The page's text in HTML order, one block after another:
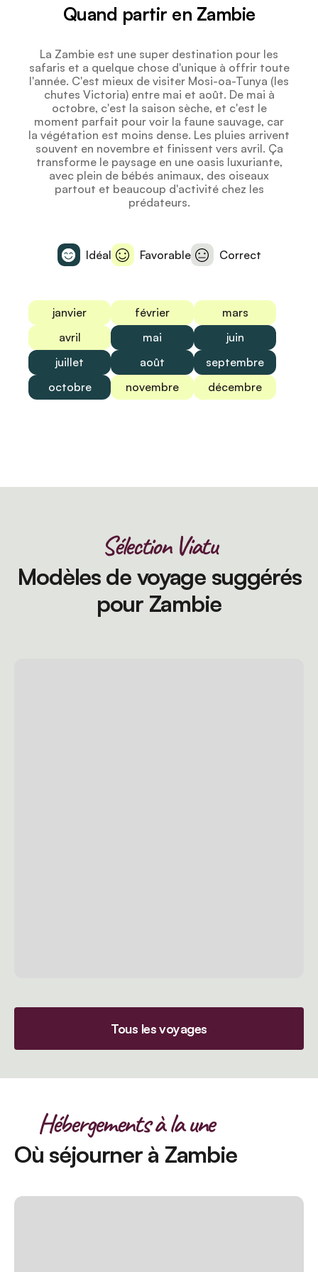
Quand partir en Zambie
La Zambie est une super destination pour les
safaris et a quelque chose d'unique à offrir toute
l'année. C'est mieux de visiter Mosi-oa-Tunya (les
chutes Victoria) entre mai et août. De mai à
octobre, c'est la saison sèche, et c'est le
moment parfait pour voir la faune sauvage, car
la végétation est moins dense. Les pluies arrivent
souvent en novembre et finissent vers avril. Ça
transforme le paysage en une oasis luxuriante,
avec plein de bébés animaux, des oiseaux
partout et beaucoup d'activité chez les
prédateurs.
Idéal Favorable Correct
janvier février
mars
avril
mai
juin
juillet
août
septembre
octobre
novembre décembre
Sélection Viatu
Modèles de voyage suggérés
pour Zambie
Tous les voyages
Hébergements à la une
Où séjourner à Zambie